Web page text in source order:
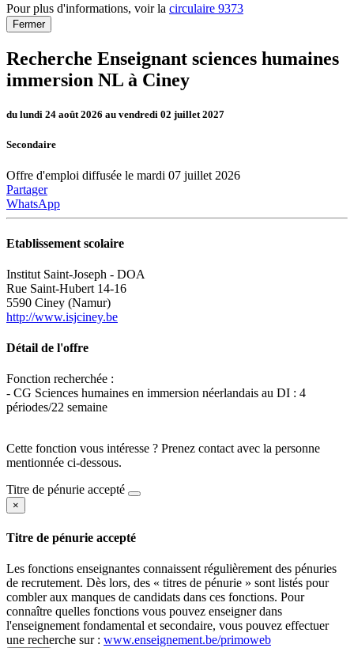
Pour plus d'informations, voir la circulaire 9373
Fermer
Recherche Enseignant sciences humaines
immersion NL à Ciney
du lundi 24 août 2026 au vendredi 02 juillet 2027
Secondaire
Offre d'emploi diffusée le mardi 07 juillet 2026
Partager
WhatsApp
Etablissement scolaire
Institut Saint-Joseph - DOA
Rue Saint-Hubert 14-16
5590 Ciney (Namur)
http://www.isjciney.be
Détail de l'offre
Fonction recherchée :
- CG Sciences humaines en immersion néerlandais au DI : 4
périodes/22 semaine
Cette fonction vous intéresse ? Prenez contact avec la personne
mentionnée ci-dessous.
Titre de pénurie accepté
×
Titre de pénurie accepté
Les fonctions enseignantes connaissent régulièrement des pénuries
de recrutement. Dès lors, des « titres de pénurie » sont listés pour
combler aux manques de candidats dans ces fonctions. Pour
connaître quelles fonctions vous pouvez enseigner dans
l'enseignement fondamental et secondaire, vous pouvez effectuer
une recherche sur : www.enseignement.be/primoweb